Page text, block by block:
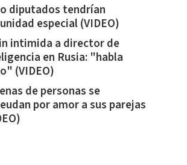
diputados tendrían
especial (VIDEO)
intimida a director de
en Rusia: "habla
(VIDEO)
de personas se
por amor a sus parejas